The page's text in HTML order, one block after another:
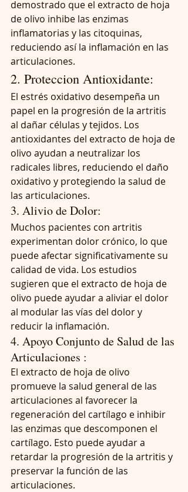
demostrado que el extracto de hoja
de olivo inhibe las enzimas
inflamatorias y las citoquinas,
reduciendo así la inflamación en las
articulaciones.
2. Proteccion Antioxidante:
El estrés oxidativo desempeña un
papel en la progresión de la artritis
al dañar células y tejidos. Los
antioxidantes del extracto de hoja de
olivo ayudan a neutralizar los
radicales libres, reduciendo el daño
oxidativo y protegiendo la salud de
las articulaciones.
3. Alivio de Dolor:
Muchos pacientes con artritis
experimentan dolor crónico, lo que
puede afectar significativamente su
calidad de vida. Los estudios
sugieren que el extracto de hoja de
olivo puede ayudar a aliviar el dolor
al modular las vías del dolor y
reducir la inflamación.
4. Apoyo Conjunto de Salud de las
Articulaciones :
El extracto de hoja de olivo
promueve la salud general de las
articulaciones al favorecer la
regeneración del cartílago e inhibir
las enzimas que descomponen el
cartílago. Esto puede ayudar a
retardar la progresión de la artritis y
preservar la función de las
articulaciones.